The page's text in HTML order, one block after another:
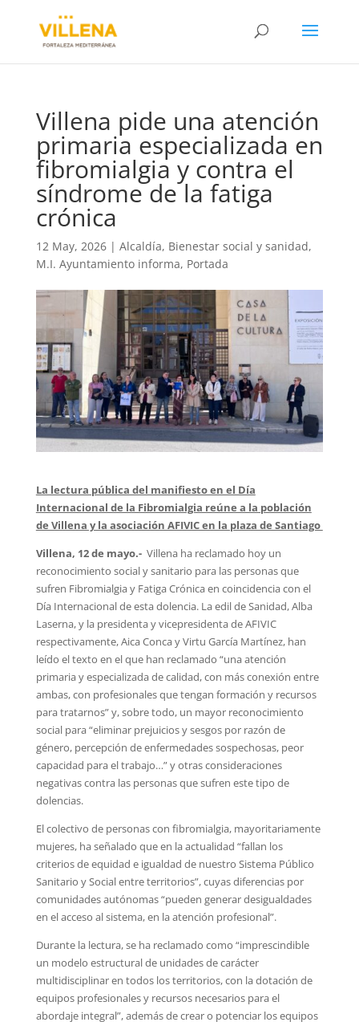
Villena pide una atención
primaria especializada en
fibromialgia y contra el
síndrome de la fatiga
crónica
12 May, 2026| Alcaldía, Bienestar social y sanidad,
M.I. Ayuntamiento informa, Portada
La lectura pública del manifiesto en el Día
Internacional de la Fibromialgia reúne a la población
de Villena y la asociación AFIVIC en la plaza de Santiago
Villena, 12 de mayo.- Villena ha reclamado hoy un
reconocimiento social y sanitario para las personas que
sufren Fibromialgia y Fatiga Crónica en coincidencia con el
Día Internacional de esta dolencia. La edil de Sanidad, Alba
Laserna, y la presidenta y vicepresidenta de AFIVIC
respectivamente, Aica Conca y Virtu García Martínez, han
leído el texto en el que han reclamado “una atención
primaria y especializada de calidad, con más conexión entre
ambas, con profesionales que tengan formación y recursos
para tratarnos” y, sobre todo, un mayor reconocimiento
social para “eliminar prejuicios y sesgos por razón de
género, percepción de enfermedades sospechosas, peor
capacidad para el trabajo…” y otras consideraciones
negativas contra las personas que sufren este tipo de
dolencias.
El colectivo de personas con fibromialgia, mayoritariamente
mujeres, ha señalado que en la actualidad “fallan los
criterios de equidad e igualdad de nuestro Sistema Público
Sanitario y Social entre territorios”, cuyas diferencias por
comunidades autónomas “pueden generar desigualdades
en el acceso al sistema, en la atención profesional”.
Durante la lectura, se ha reclamado como “imprescindible
un modelo estructural de unidades de carácter
multidisciplinar en todos los territorios, con la dotación de
equipos profesionales y recursos necesarios para el
abordaje integral”, además de crear o potenciar los equipos